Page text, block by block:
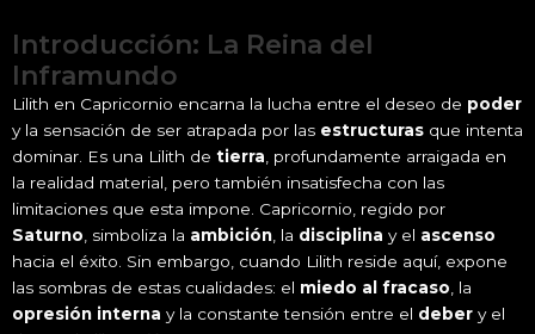
Introducción: La Reina del
Inframundo
Lilith en Capricornio encarna la lucha entre el deseo de poder
y la sensación de ser atrapada por las estructuras que intenta
dominar. Es una Lilith de tierra , profundamente arraigada en
la realidad material, pero también insatisfecha con las
limitaciones que esta impone. Capricornio, regido por
Saturno , simboliza la ambición , la disciplina y el ascenso
hacia el éxito. Sin embargo, cuando Lilith reside aquí, expone
las sombras de estas cualidades: el miedo al fracaso , la
opresión interna y la constante tensión entre el deber y el